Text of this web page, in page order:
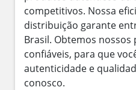
competitivos. Nossa
distribuição garante
Brasil. Obtemos
confiáveis, para que
autenticidade e
conosco.